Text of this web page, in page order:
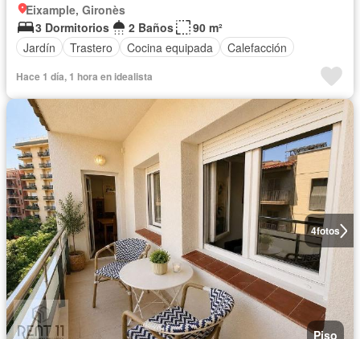
Eixample, Gironès
3 Dormitorios
2 Baños
90 m²
Jardín
Trastero Cocina equipada Calefacción
Hace 1 día, 1 hora en idealista
4fotos
Piso